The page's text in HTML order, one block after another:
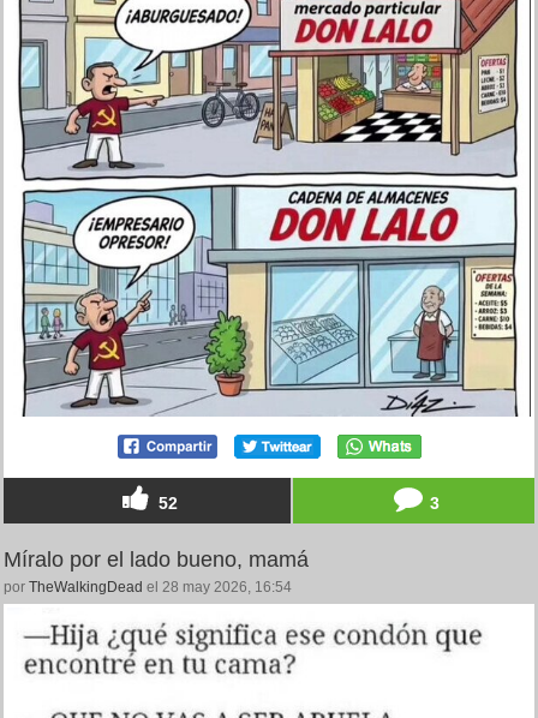
52 3
Míralo por el lado bueno, mamá
por TheWalkingDead el 28 may 2026, 16:54